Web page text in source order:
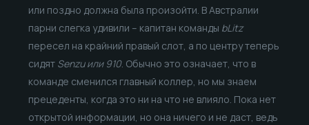
или поздно должна была произойти. В Австралии
парни слегка удивили – капитан команды bLitz
пересел на крайний правый слот, а по центру теперь
сидят Senzu или 910. Обычно это означает, что в
команде сменился главный коллер, но мы знаем
прецеденты, когда это ни на что не влияло. Пока нет
открытой информации, но она ничего и не даст, ведь